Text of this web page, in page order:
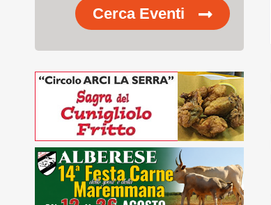
Cerca Eventi